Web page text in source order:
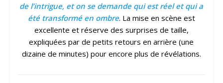
de l’intrigue, et on se demande qui est réel et qui a
été transformé en ombre. La mise en scène est
excellente et réserve des surprises de taille,
expliquées par de petits retours en arrière (une
dizaine de minutes) pour encore plus de révélations.